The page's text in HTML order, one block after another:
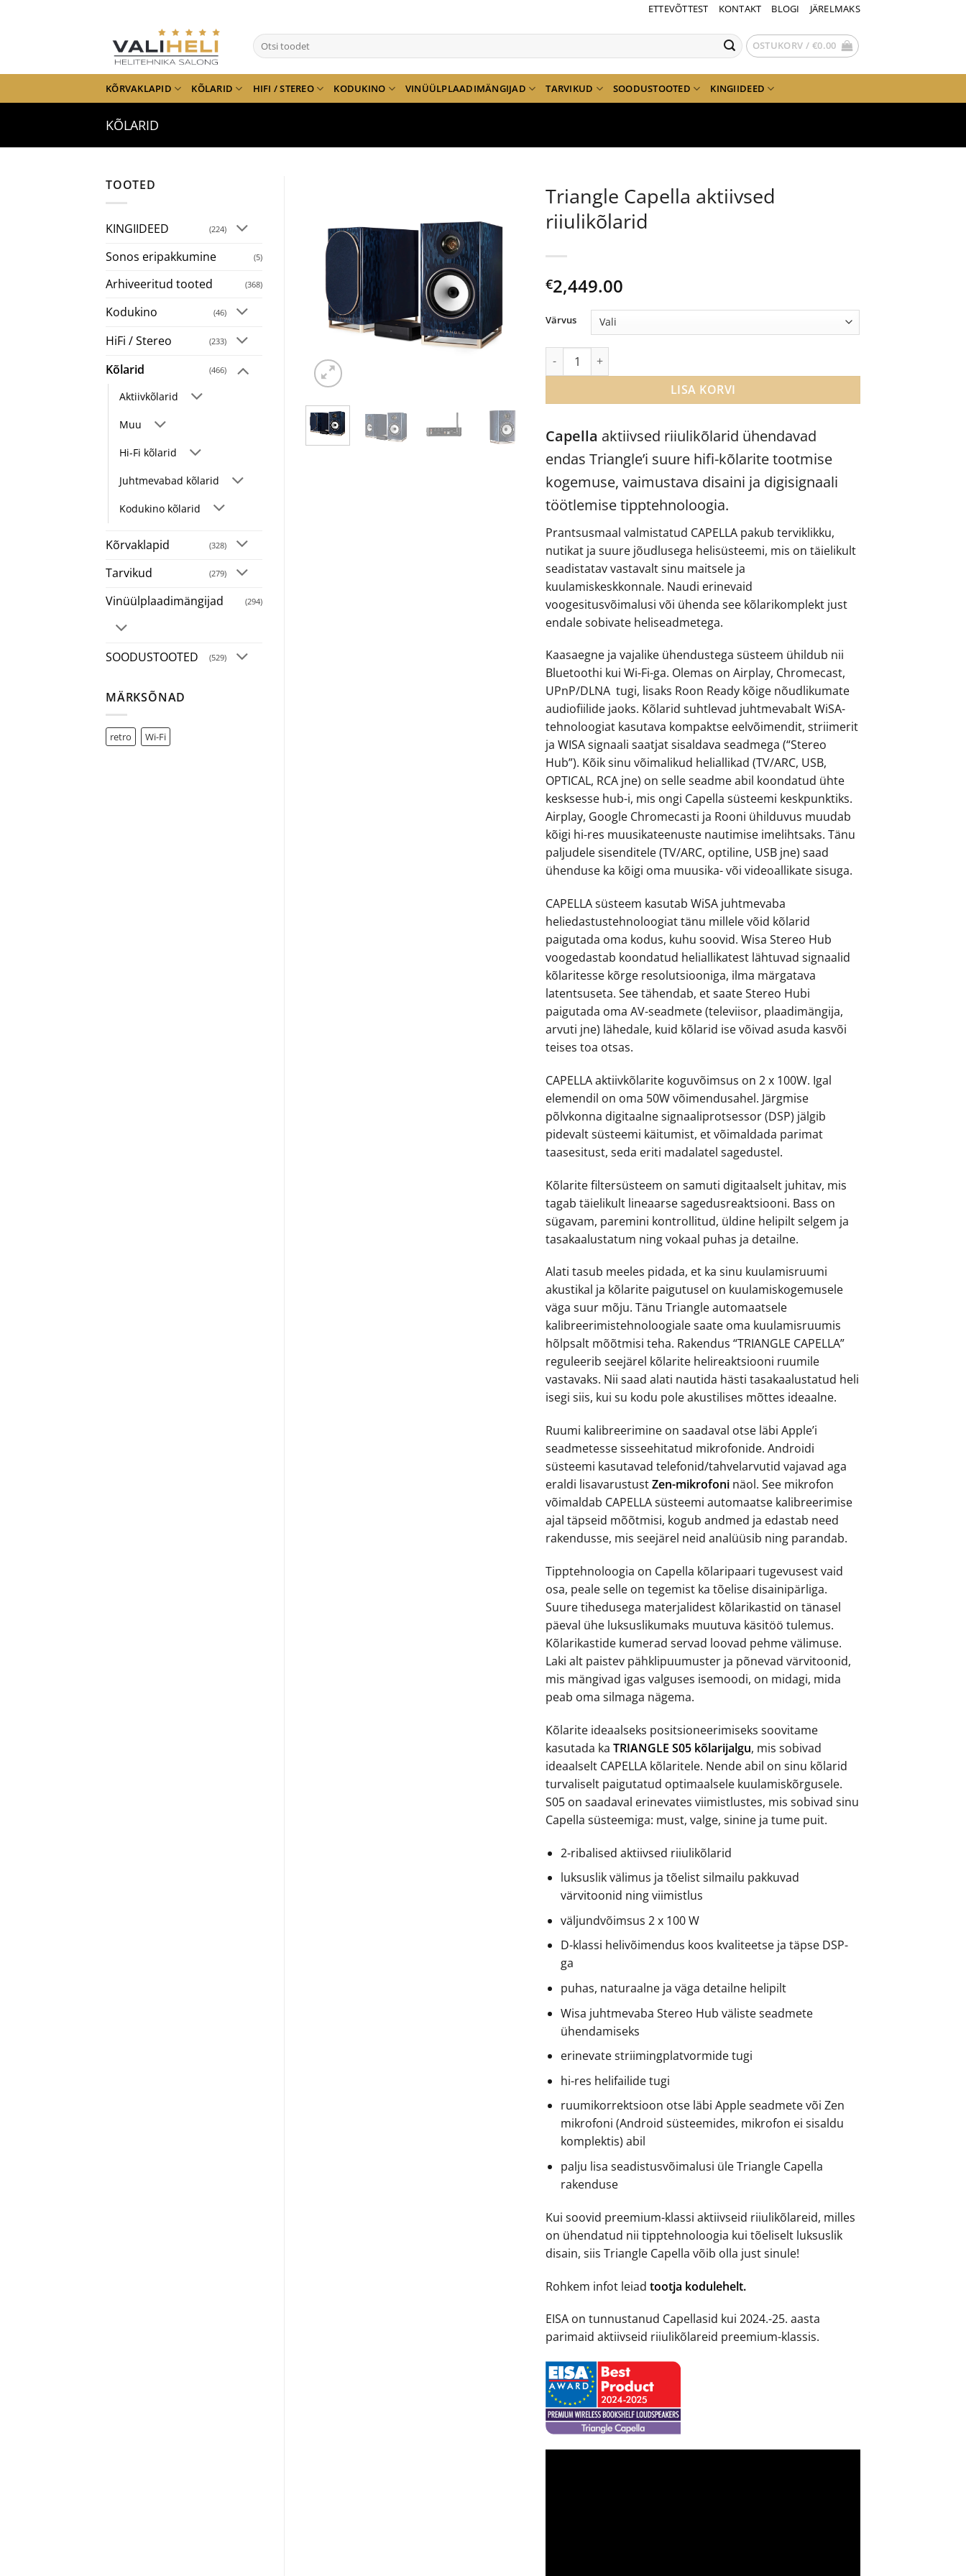
ETTEVÕTTEST KONTAKT BLOGI JÄRELMAKS
Otsi: OSTUKORV / €0.00
KÕRVAKLAPID KÕLARID HIFI / STEREO KODUKINO VINÜÜLPLAADIMÄNGIJAD TARVIKUD SOODUSTOOTED KINGIIDEED
KÕLARID
TOOTED
KINGIIDEED (224)
Sonos eripakkumine (5)
Arhiveeritud tooted (368)
Kodukino (46)
HiFi / Stereo (233)
Kõlarid (466)
Aktiivkõlarid
Muu
Hi-Fi kõlarid
Juhtmevabad kõlarid
Kodukino kõlarid
Kõrvaklapid (328)
Tarvikud (279)
Vinüülplaadimängijad (294)
SOODUSTOOTED (529)
MÄRKSÕNAD
retro Wi-Fi
Triangle Capella aktiivsed
riiulikõlarid
€2,449.00
Capella aktiivsed riiulikõlarid ühendavad
endas Triangle’i suure hifi-kõlarite tootmise
kogemuse, vaimustava disaini ja digisignaali
töötlemise tipptehnoloogia.
Prantsusmaal valmistatud CAPELLA pakub terviklikku,
nutikat ja suure jõudlusega helisüsteemi, mis on täielikult
seadistatav vastavalt sinu maitsele ja
kuulamiskeskkonnale. Naudi erinevaid
voogesitusvõimalusi või ühenda see kõlarikomplekt just
endale sobivate heliseadmetega.
Kaasaegne ja vajalike ühendustega süsteem ühildub nii
Bluetoothi kui Wi-Fi-ga. Olemas on Airplay, Chromecast,
UPnP/DLNA tugi, lisaks Roon Ready kõige nõudlikumate
audiofiilide jaoks. Kõlarid suhtlevad juhtmevabalt WiSA-
tehnoloogiat kasutava kompaktse eelvõimendit, striimerit
ja WISA signaali saatjat sisaldava seadmega (“Stereo
Hub”). Kõik sinu võimalikud heliallikad (TV/ARC, USB,
OPTICAL, RCA jne) on selle seadme abil koondatud ühte
kesksesse hub-i, mis ongi Capella süsteemi keskpunktiks.
Airplay, Google Chromecasti ja Rooni ühilduvus muudab
kõigi hi-res muusikateenuste nautimise imelihtsaks. Tänu
paljudele sisenditele (TV/ARC, optiline, USB jne) saad
ühenduse ka kõigi oma muusika- või videoallikate sisuga.
CAPELLA süsteem kasutab WiSA juhtmevaba
heliedastustehnoloogiat tänu millele võid kõlarid
paigutada oma kodus, kuhu soovid. Wisa Stereo Hub
voogedastab koondatud heliallikatest lähtuvad signaalid
kõlaritesse kõrge resolutsiooniga, ilma märgatava
latentsuseta. See tähendab, et saate Stereo Hubi
paigutada oma AV-seadmete (televiisor, plaadimängija,
arvuti jne) lähedale, kuid kõlarid ise võivad asuda kasvõi
teises toa otsas.
CAPELLA aktiivkõlarite koguvõimsus on 2 x 100W. Igal
elemendil on oma 50W võimendusahel. Järgmise
põlvkonna digitaalne signaaliprotsessor (DSP) jälgib
pidevalt süsteemi käitumist, et võimaldada parimat
taasesitust, seda eriti madalatel sagedustel.
Kõlarite filtersüsteem on samuti digitaalselt juhitav, mis
tagab täielikult lineaarse sagedusreaktsiooni. Bass on
sügavam, paremini kontrollitud, üldine helipilt selgem ja
tasakaalustatum ning vokaal puhas ja detailne.
Alati tasub meeles pidada, et ka sinu kuulamisruumi
akustikal ja kõlarite paigutusel on kuulamiskogemusele
väga suur mõju. Tänu Triangle automaatsele
kalibreerimistehnoloogiale saate oma kuulamisruumis
hõlpsalt mõõtmisi teha. Rakendus “TRIANGLE CAPELLA”
reguleerib seejärel kõlarite helireaktsiooni ruumile
vastavaks. Nii saad alati nautida hästi tasakaalustatud heli
isegi siis, kui su kodu pole akustilises mõttes ideaalne.
Ruumi kalibreerimine on saadaval otse läbi Apple’i
seadmetesse sisseehitatud mikrofonide. Androidi
süsteemi kasutavad telefonid/tahvelarvutid vajavad aga
eraldi lisavarustustZen-mikrofoni näol. See mikrofon
võimaldab CAPELLA süsteemi automaatse kalibreerimise
ajal täpseid mõõtmisi, kogub andmed ja edastab need
rakendusse, mis seejärel neid analüüsib ning parandab.
Tipptehnoloogia on Capella kõlaripaari tugevusest vaid
osa, peale selle on tegemist ka tõelise disainipärliga.
Suure tihedusega materjalidest kõlarikastid on tänasel
päeval ühe luksuslikumaks muutuva käsitöö tulemus.
Kõlarikastide kumerad servad loovad pehme välimuse.
Laki alt paistev pähklipuumuster ja põnevad värvitoonid,
mis mängivad igas valguses isemoodi, on midagi, mida
peab oma silmaga nägema.
Kõlarite ideaalseks positsioneerimiseks soovitame
kasutada kaTRIANGLE S05 kõlarijalgu, mis sobivad
ideaalselt CAPELLA kõlaritele. Nende abil on sinu kõlarid
turvaliselt paigutatud optimaalsele kuulamiskõrgusele.
S05 on saadaval erinevates viimistlustes, mis sobivad sinu
Capella süsteemiga: must, valge, sinine ja tume puit.
2-ribalised aktiivsed riiulikõlarid
luksuslik välimus ja tõelist silmailu pakkuvad
värvitoonid ning viimistlus
väljundvõimsus 2 x 100 W
D-klassi helivõimendus koos kvaliteetse ja täpse DSP-
ga
puhas, naturaalne ja väga detailne helipilt
Wisa juhtmevaba Stereo Hub väliste seadmete
ühendamiseks
erinevate striimingplatvormide tugi
hi-res helifailide tugi
ruumikorrektsioon otse läbi Apple seadmete või Zen
mikrofoni (Android süsteemides, mikrofon ei sisaldu
komplektis) abil
palju lisa seadistusvõimalusi üle Triangle Capella
rakenduse
Kui soovid preemium-klassi aktiivseid riiulikõlareid, milles
on ühendatud nii tipptehnoloogia kui tõeliselt luksuslik
disain, siis Triangle Capella võib olla just sinule!
Rohkem infot leiadtootja kodulehelt.
EISA on tunnustanud Capellasid kui 2024.-25. aasta
parimaid aktiivseid riiulikõlareid preemium-klassis.
Värvus
Triangle Capella aktiivsed riiulikõlarid kogus
LISA KORVI